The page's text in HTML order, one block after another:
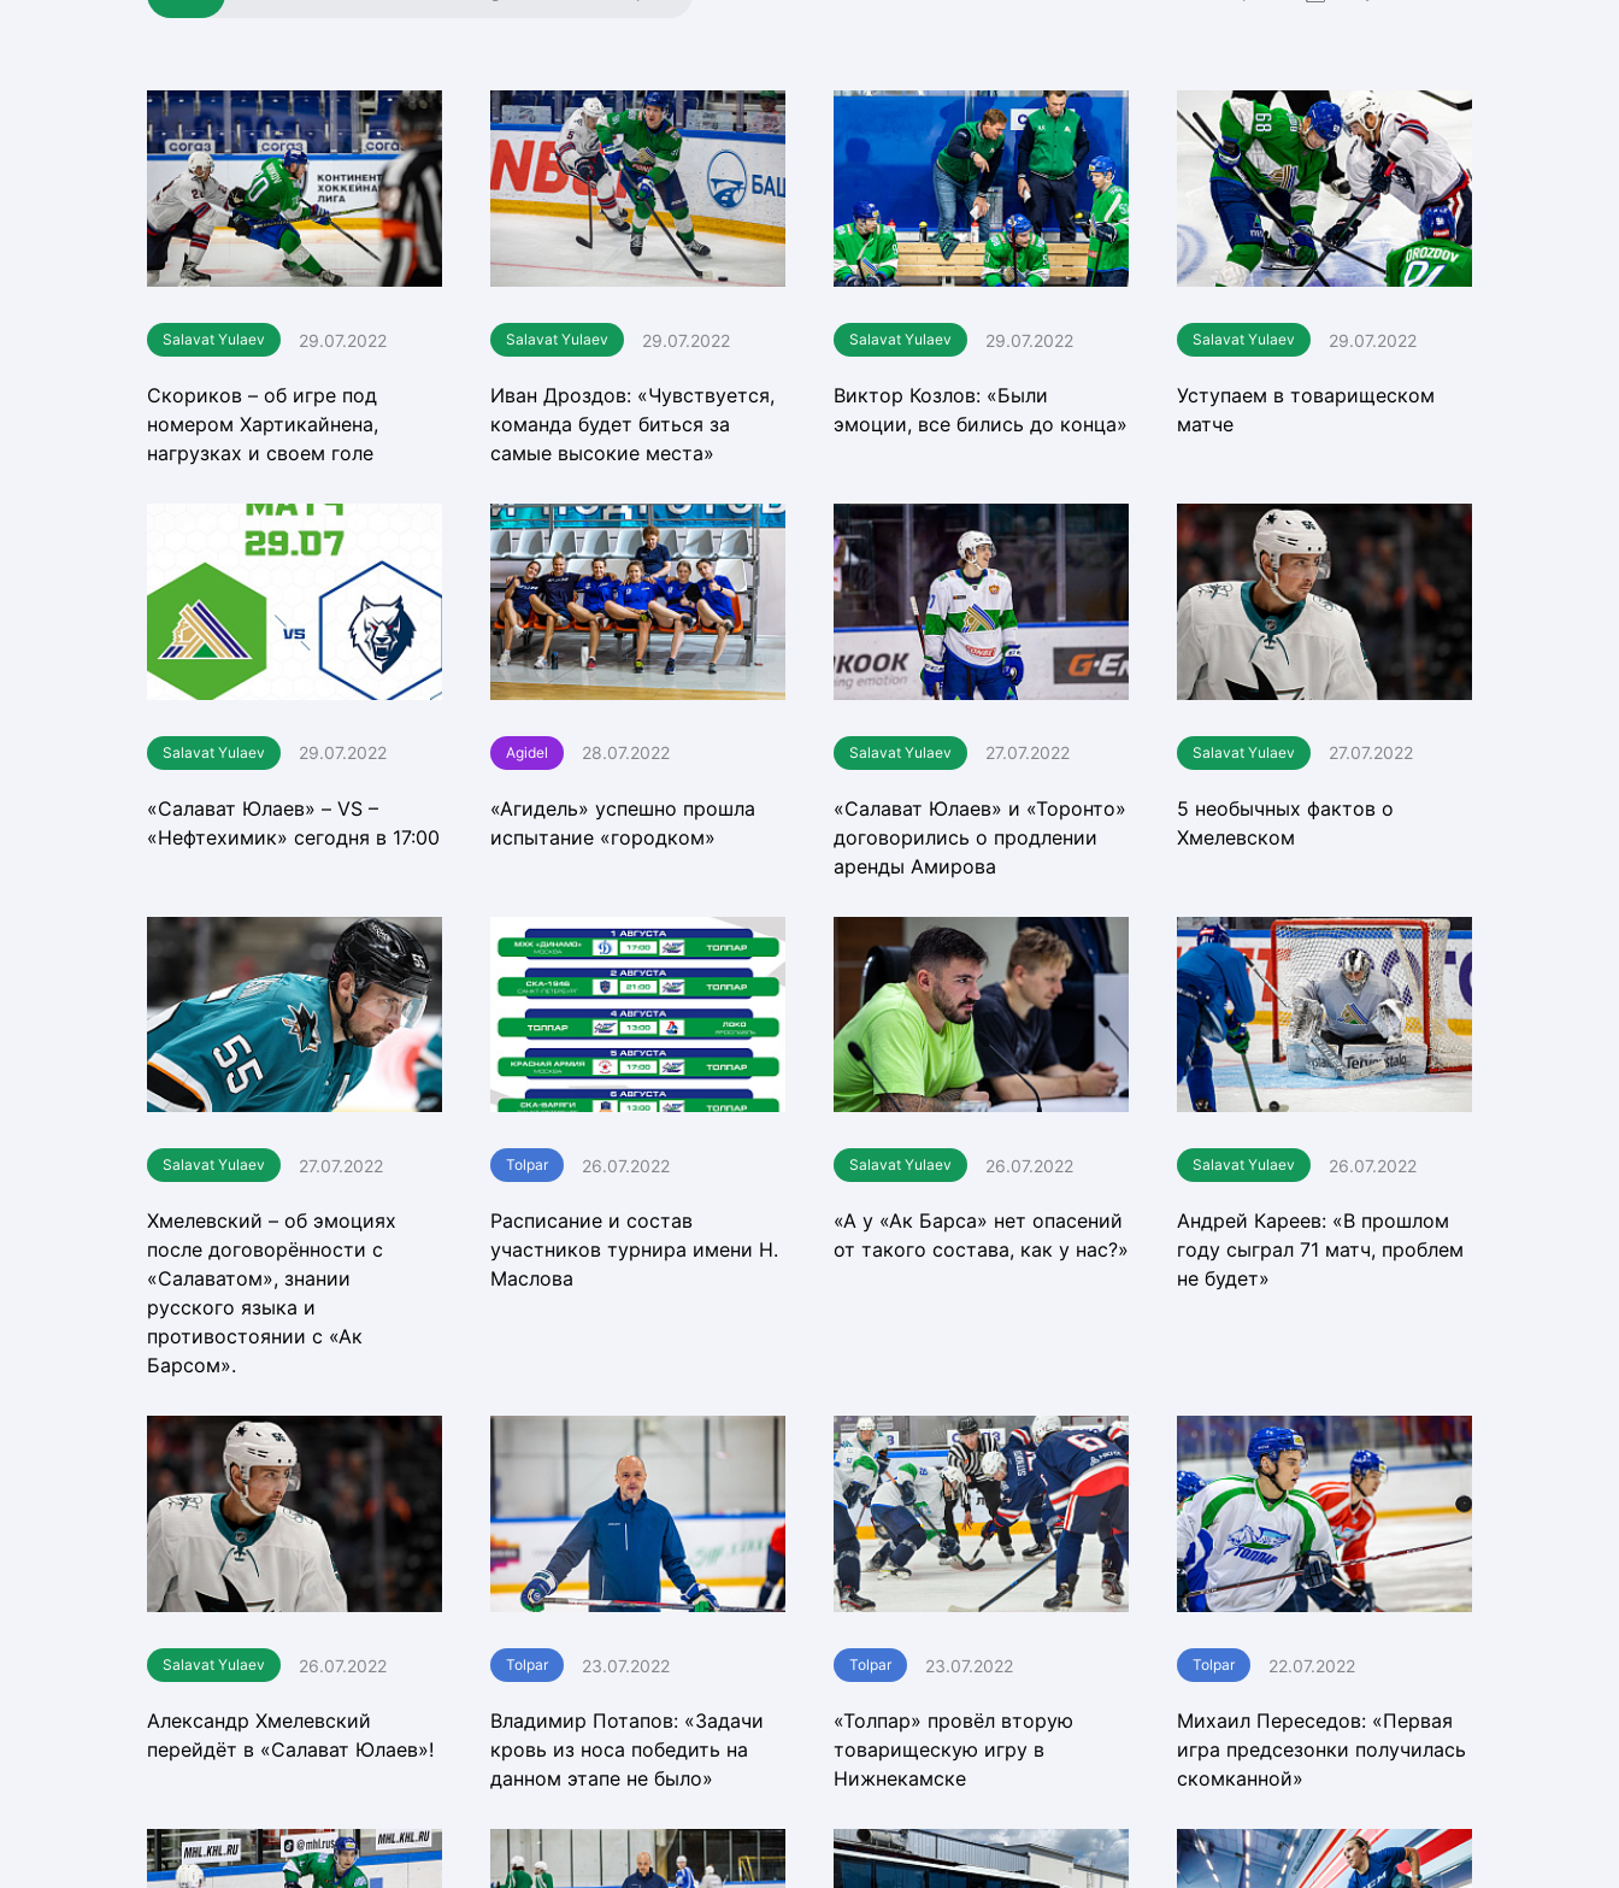
ЦСКА
Шанхайские Драконы
Салават Юлаев
Сибирь
Salavat Yulaev 29.07.2022
Скориков – об игре под
номером Хартикайнена,
нагрузках и своем голе
Salavat Yulaev 29.07.2022
Иван Дроздов: «Чувствуется,
команда будет биться за
самые высокие места»
Salavat Yulaev 29.07.2022
Виктор Козлов: «Были
эмоции, все бились до конца»
Salavat Yulaev 29.07.2022
Уступаем в товарищеском
матче
Salavat Yulaev 29.07.2022
«Салават Юлаев» – VS –
«Нефтехимик» сегодня в 17:00
Agidel 28.07.2022
«Агидель» успешно прошла
испытание «городком»
Salavat Yulaev 27.07.2022
«Салават Юлаев» и «Торонто»
договорились о продлении
аренды Амирова
Salavat Yulaev 27.07.2022
5 необычных фактов о
Хмелевском
Salavat Yulaev 27.07.2022
Хмелевский – об эмоциях
после договорённости с
«Салаватом», знании
русского языка и
противостоянии с «Ак
Барсом».
Tolpar 26.07.2022
Расписание и состав
участников турнира имени Н.
Маслова
Salavat Yulaev 26.07.2022
«А у «Ак Барса» нет опасений
от такого состава, как у нас?»
Salavat Yulaev 26.07.2022
Андрей Кареев: «В прошлом
году сыграл 71 матч, проблем
не будет»
Salavat Yulaev 26.07.2022
Александр Хмелевский
перейдёт в «Салават Юлаев»!
Tolpar 23.07.2022
Владимир Потапов: «Задачи
кровь из носа победить на
данном этапе не было»
Tolpar 23.07.2022
«Толпар» провёл вторую
товарищескую игру в
Нижнекамске
Tolpar 22.07.2022
Михаил Переседов: «Первая
игра предсезонки получилась
скомканной»